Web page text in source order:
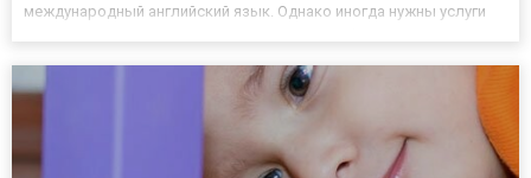
международный английский язык. Однако иногда нужны услуги
деловой коммуникац...